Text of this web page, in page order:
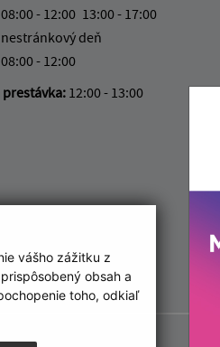
vášho zážitku z
obsah a
toho, odkiaľ
08:00 - 12:00 13:00 - 17:00
nestránkový deň
08:00 - 12:00
12:00 - 13:00